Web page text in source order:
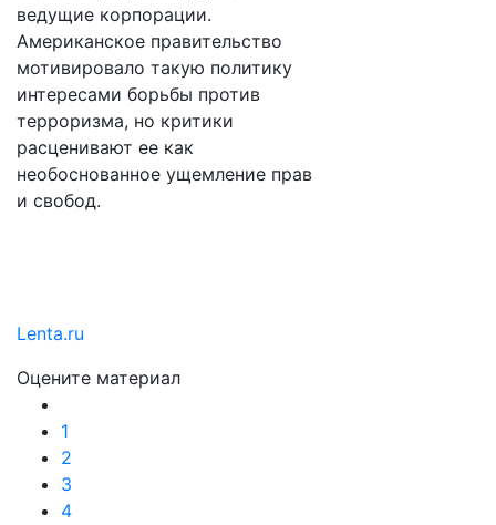
ведущие корпорации.
Американское правительство
мотивировало такую политику
интересами борьбы против
терроризма, но критики
расценивают ее как
необоснованное ущемление прав
и свобод.
Lenta.ru
Оцените материал
1
2
3
4